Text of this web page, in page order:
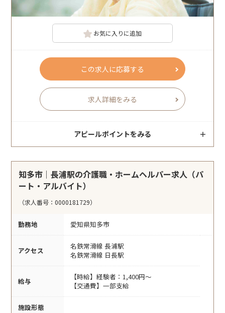
お気に入りに追加
この求人に応募する
求人詳細をみる
アピールポイントをみる
知多市｜長浦駅の介護職・ホームヘルパー求人（パ
ート・アルバイト）
（求人番号：0000181729）
勤務地 愛知県知多市
アクセス
名鉄常滑線 長浦駅
名鉄常滑線 日長駅
給与
【時給】経験者：1,400円～
【交通費】一部支給
施設形態